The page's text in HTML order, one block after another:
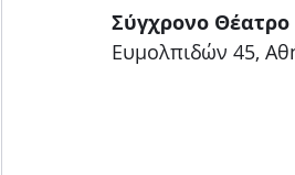
Σύγχρονο Θέατρο
Ευμολπιδών 45,